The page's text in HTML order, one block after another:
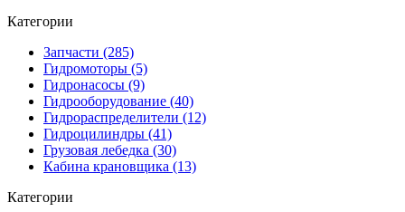
Категории
Запчасти (285)
Гидромоторы (5)
Гидронасосы (9)
Гидрооборудование (40)
Гидрораспределители (12)
Гидроцилиндры (41)
Грузовая лебедка (30)
Кабина крановщика (13)
Категории